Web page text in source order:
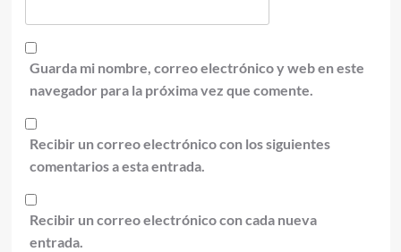
Guarda mi nombre, correo electrónico y web en este
navegador para la próxima vez que comente.
Recibir un correo electrónico con los siguientes
comentarios a esta entrada.
Recibir un correo electrónico con cada nueva
entrada.